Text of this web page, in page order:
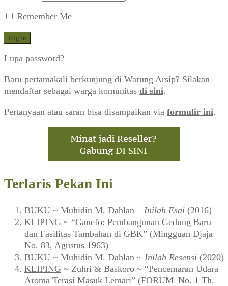
Remember Me
Lupa password?
Baru pertamakali berkunjung di Warung Arsip? Silakan
mendaftar sebagai warga komunitas di sini.
Pertanyaan atau saran bisa disampaikan via formulir ini.
Terlaris Pekan Ini
BUKU ~ Muhidin M. Dahlan – Inilah Esai (2016)
KLIPING ~ “Ganefo: Pembangunan Gedung Baru
dan Fasilitas Tambahan di GBK” (Mingguan Djaja
No. 83, Agustus 1963)
BUKU ~ Muhidin M. Dahlan ~ Inilah Resensi (2020)
KLIPING ~ Zuhri & Baskoro ~ “Pencemaran Udara
Aroma Terasi Masuk Lemari” (FORUM_No. 1 Th.